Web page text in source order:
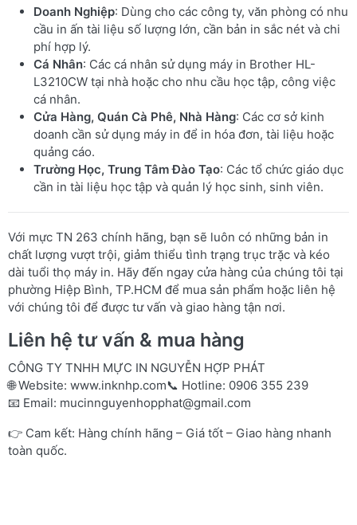
Doanh Nghiệp: Dùng cho các công ty, văn phòng có nhu
cầu in ấn tài liệu số lượng lớn, cần bản in sắc nét và chi
phí hợp lý.
Cá Nhân: Các cá nhân sử dụng máy in Brother HL-
L3210CW tại nhà hoặc cho nhu cầu học tập, công việc
cá nhân.
Cửa Hàng, Quán Cà Phê, Nhà Hàng: Các cơ sở kinh
doanh cần sử dụng máy in để in hóa đơn, tài liệu hoặc
quảng cáo.
Trường Học, Trung Tâm Đào Tạo: Các tổ chức giáo dục
cần in tài liệu học tập và quản lý học sinh, sinh viên.
Với mực TN 263 chính hãng, bạn sẽ luôn có những bản in
chất lượng vượt trội, giảm thiểu tình trạng trục trặc và kéo
dài tuổi thọ máy in. Hãy đến ngay cửa hàng của chúng tôi tại
phường Hiệp Bình, TP.HCM để mua sản phẩm hoặc liên hệ
với chúng tôi để được tư vấn và giao hàng tận nơi.
Liên hệ tư vấn & mua hàng
CÔNG TY TNHH MỰC IN NGUYỄN HỢP PHÁT
🌐 Website: www.inknhp.com📞 Hotline: 0906 355 239
📧 Email: mucinnguyenhopphat@gmail.com
👉 Cam kết: Hàng chính hãng – Giá tốt – Giao hàng nhanh
toàn quốc.